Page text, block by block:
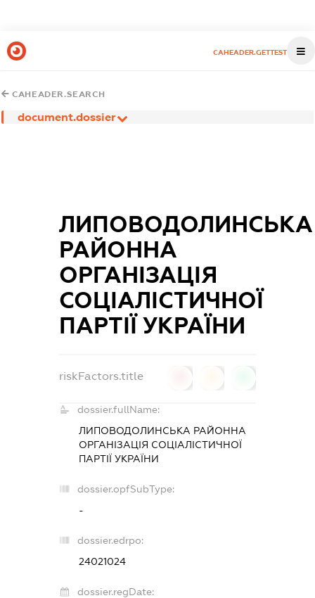
CAHEADER.GETTEST
CAHEADER.SEARCH
document.dossier
ЛИПОВОДОЛИНСЬКА
РАЙОННА
ОРГАНІЗАЦІЯ
СОЦІАЛІСТИЧНОЇ
ПАРТІЇ УКРАЇНИ
riskFactors.title
dossier.fullName:
ЛИПОВОДОЛИНСЬКА РАЙОННА
ОРГАНІЗАЦІЯ СОЦІАЛІСТИЧНОЇ
ПАРТІЇ УКРАЇНИ
dossier.opfSubType:
-
dossier.edrpo:
24021024
dossier.regDate: